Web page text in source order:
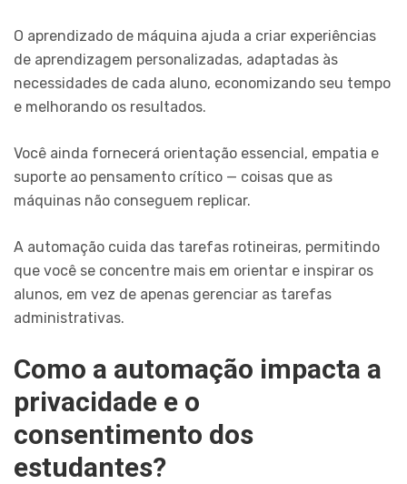
O aprendizado de máquina ajuda a criar experiências
de aprendizagem personalizadas, adaptadas às
necessidades de cada aluno, economizando seu tempo
e melhorando os resultados.
Você ainda fornecerá orientação essencial, empatia e
suporte ao pensamento crítico — coisas que as
máquinas não conseguem replicar.
A automação cuida das tarefas rotineiras, permitindo
que você se concentre mais em orientar e inspirar os
alunos, em vez de apenas gerenciar as tarefas
administrativas.
Como a automação impacta a
privacidade e o
consentimento dos
estudantes?